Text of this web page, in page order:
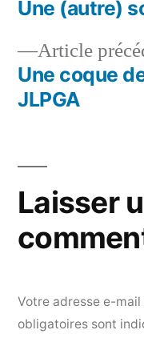
de
l’article
Article
Une coque
JLPGA
Une (autre)
Laisser
Votre adresse e-
obligatoires sont